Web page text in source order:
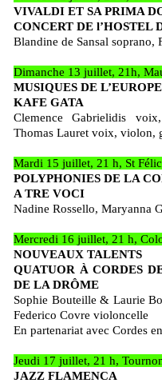
VIVALDI ET SA PRIMA
CONCERT DE l’HOSTEL
Blandine de Sansal soprano,
Dimanche 13 juillet, 21h,
MUSIQUES DE
KAFE GATA
Clemence Gabrielidis
Thomas Lauret voix, violon,
Mardi 15 juillet, 21 h, St
POLYPHONIES DE LA
A TRE VOCI
Nadine Rossello, Maryanna
Mercredi 16 juillet, 21 h,
NOUVEAUX TALENTS
QUATUOR À CORDES
DE LA DRÔME
Sophie Bouteille & Laurie
Federico Covre violoncelle
En partenariat avec Cordes
Jeudi 17 juillet, 21 h,
JAZZ FLAMENCA